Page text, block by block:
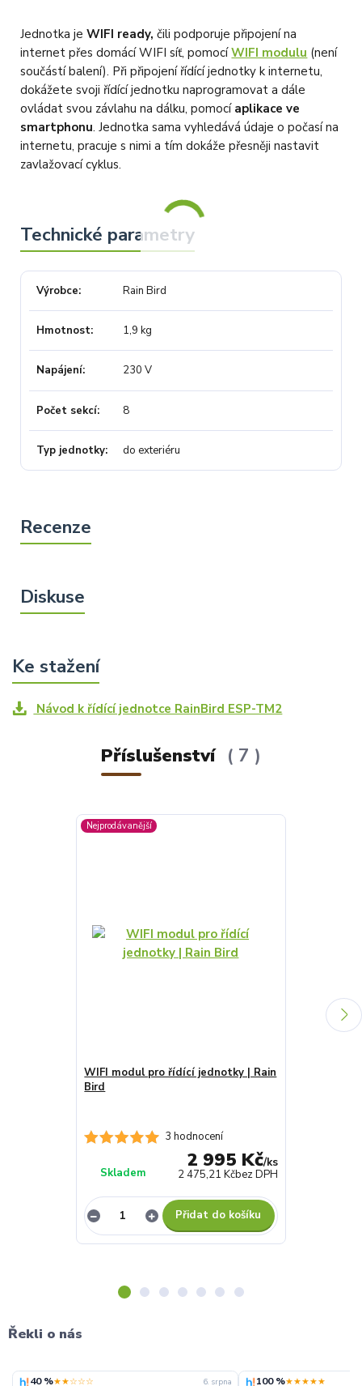
Jednotka jeWIFI ready, čili podporuje připojení na
internet přes domácí WIFI síť, pomocíWIFI modulu (není
součástí balení). Při připojení řídící jednotky k internetu,
dokážete svoji řídící jednotku naprogramovat a dále
ovládat svou závlahu na dálku, pomocí aplikace ve
smartphonu. Jednotka sama vyhledává údaje o počasí na
internetu, pracuje s nimi a tím dokáže přesněji nastavit
zavlažovací cyklus.
Výrobce Rain Bird
Hmotnost 1,9 kg
Napájení 230 V
Počet sekcí 8
Typ jednotky do exteriéru
Návod k řídící jednotce RainBird ESP-TM2
Příslušenství 7
Nejprodávanější
3 hodnocení
WIFI modul pro řídící jednotky | Rain
Bird
2 995 Kč/ks
2 475,21 Kčbez DPH
Skladem
Přidat do košíku
Řekli o nás
40 %★★☆☆☆ 6. srpna 100 %★★★★★